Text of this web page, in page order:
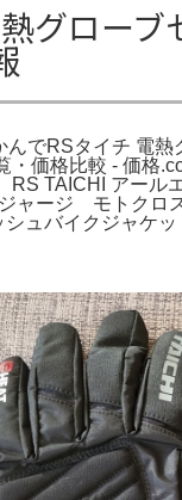
グロー
んでRSタイチ 電
・価格比較 - 価格
RS TAICHI アール
ャージ モトクロ
シュバイクジャケ